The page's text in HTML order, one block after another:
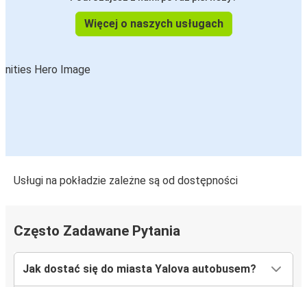
Więcej o naszych usługach
Usługi na pokładzie zależne są od dostępności
Często Zadawane Pytania
Jak dostać się do miasta Yalova autobusem?